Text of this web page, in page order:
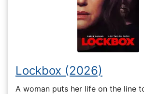
Lockbox (2026)
A woman puts her life on the line